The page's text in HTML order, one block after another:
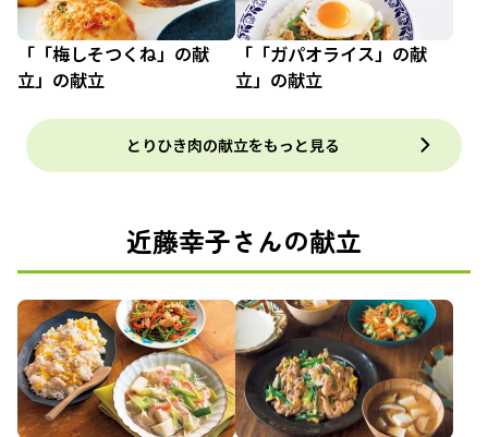
「「梅しそつくね」の献
立」の献立
「「ガパオライス」の献
立」の献立
とりひき肉の献立をもっと見る
近藤幸子さんの献立